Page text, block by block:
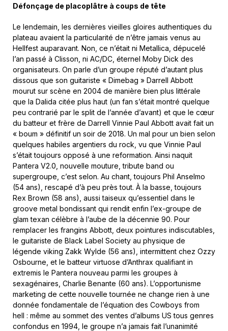
Défonçage de placoplâtre à coups de tête
Le lendemain, les dernières vieilles gloires authentiques du
plateau avaient la particularité de n’être jamais venus au
Hellfest auparavant. Non, ce n’était ni Metallica, dépucelé
l’an passé à Clisson, ni AC/DC, éternel Moby Dick des
organisateurs. On parle d’un groupe réputé d’autant plus
dissous que son guitariste « Dimebag » Darrell Abbott
mourut sur scène en 2004 de manière bien plus littérale
que la Dalida citée plus haut (un fan s’était montré quelque
peu contrarié par le split de l’année d’avant) et que le cœur
du batteur et frère de Darrell Vinnie Paul Abbott avait fait un
« boum » définitif un soir de 2018. Un mal pour un bien selon
quelques habiles argentiers du rock, vu que Vinnie Paul
s’était toujours opposé à une reformation. Ainsi naquit
Pantera V2.0, nouvelle mouture, tribute band ou
supergroupe, c’est selon. Au chant, toujours Phil Anselmo
(54 ans), rescapé d’à peu près tout. À la basse, toujours
Rex Brown (58 ans), aussi taiseux qu’essentiel dans le
groove metal bondissant qui rendit enfin l’ex-groupe de
glam texan célèbre à l’aube de la décennie 90. Pour
remplacer les frangins Abbott, deux pointures indiscutables,
le guitariste de Black Label Society au physique de
légende viking Zakk Wylde (56 ans), intermittent chez Ozzy
Osbourne, et le batteur virtuose d’Anthrax qualifiant in
extremis le Pantera nouveau parmi les groupes à
sexagénaires, Charlie Benante (60 ans). L’opportunisme
marketing de cette nouvelle tournée ne change rien à une
donnée fondamentale de l’équation des Cowboys from
hell : même au sommet des ventes d’albums US tous genres
confondus en 1994, le groupe n’a jamais fait l’unanimité